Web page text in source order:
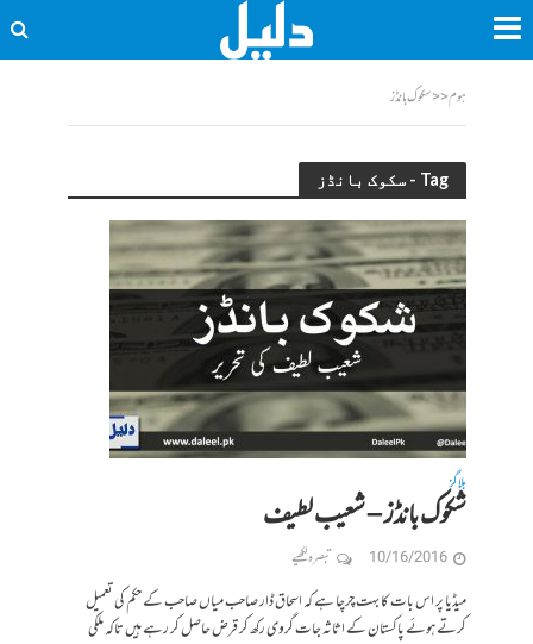
ہوم<<سکوک بانڈز
Tag - سکوک بانڈز
بلاگز
شکوک بانڈز – شعیب لطیف
10/16/2016 تبصرہ لکھیے
میڈیا پر اس بات کا بہت چرچا ہے کہ اسحاق ڈار صاحب میاں صاحب کے حکم کی تعمیل
کرتے ہوئے پاکستان کے اثاثہ جات گروی رکھ کر قرض حاصل کر رہے ہیں تاکہ ملکی